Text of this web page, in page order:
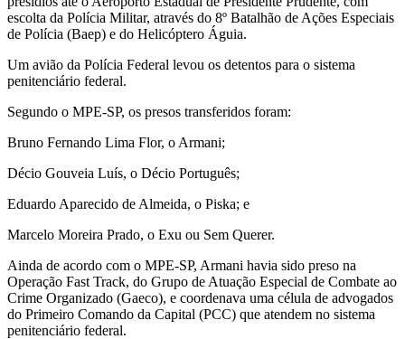
escolta da Polícia Militar, através do 8º Batalhão de Ações Especiais
de Polícia (Baep) e do Helicóptero Águia.
Um avião da Polícia Federal levou os detentos para o sistema
penitenciário federal.
Segundo o MPE-SP, os presos transferidos foram:
Bruno Fernando Lima Flor, o Armani;
Décio Gouveia Luís, o Décio Português;
Eduardo Aparecido de Almeida, o Piska; e
Marcelo Moreira Prado, o Exu ou Sem Querer.
Ainda de acordo com o MPE-SP, Armani havia sido preso na
Operação Fast Track, do Grupo de Atuação Especial de Combate ao
Crime Organizado (Gaeco), e coordenava uma célula de advogados
do Primeiro Comando da Capital (PCC) que atendem no sistema
penitenciário federal.